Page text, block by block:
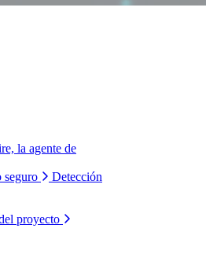
la agente de
seguro
Detección
proyecto